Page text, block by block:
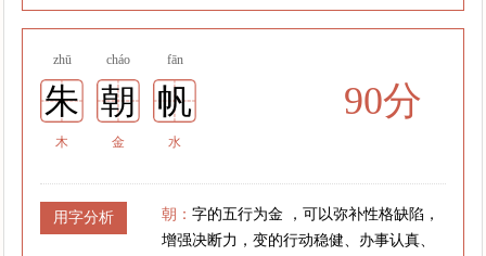
zhū cháo fān
朱 朝 帆
木 金 水
90分
用字分析 朝：字的五行为金 ，可以弥补性格缺陷，
增强决断力，变的行动稳健、办事认真、